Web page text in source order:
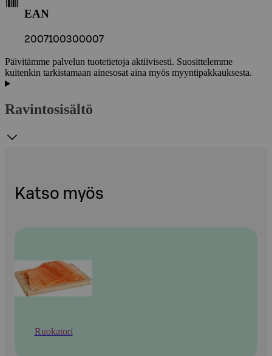
EAN
2007100300007
Päivitämme palvelun tuotetietoja aktiivisesti. Suosittelemme
kuitenkin tarkistamaan ainesosat aina myös myyntipakkauksesta.
Ravintosisältö
Katso myös
Ruokatori